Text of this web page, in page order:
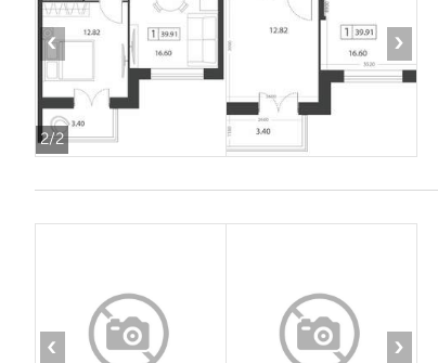
2/2
‹ ›
‹ ›